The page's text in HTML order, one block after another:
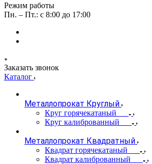
Режим работы
Пн. – Пт.: с 8:00 до 17:00
Заказать звонок
Каталог
Металлопрокат Круглый
Круг горячекатаный
Круг калиброванный
Металлопрокат Квадратный
Квадрат горячекатаный
Квадрат калиброванный